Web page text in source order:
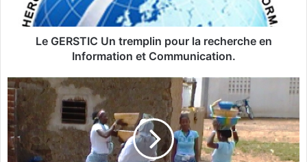
r
e
m
p
l
Le GERSTIC Un tremplin pour la recherche en
Information et Communication.
«
U
n
v